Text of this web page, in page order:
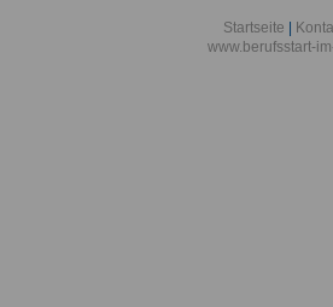
Startseite
www.berufsstart-